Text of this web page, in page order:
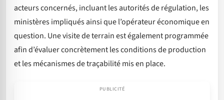
acteurs concernés, incluant les autorités de régulation, les
ministères impliqués ainsi que l’opérateur économique en
question. Une visite de terrain est également programmée
afin d’évaluer concrètement les conditions de production
et les mécanismes de traçabilité mis en place.